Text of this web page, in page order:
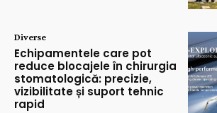
Diverse
Echipamentele care pot
reduce blocajele în chirurgia
stomatologică: precizie,
vizibilitate și suport tehnic
rapid